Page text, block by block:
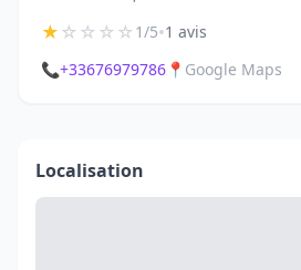
★☆☆☆☆1/5•1 avis
📞+33676979786 📍 Google Maps
Localisation